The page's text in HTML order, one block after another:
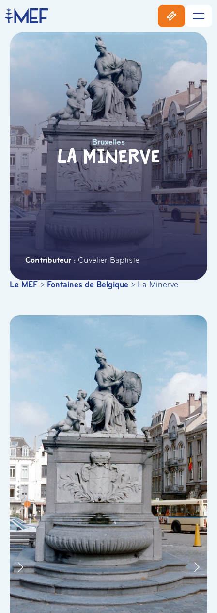
Bruxelles
La Minerve
Cuvelier Baptiste
Le MEF > Fontaines de Belgique > La Minerve